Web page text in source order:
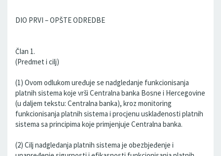
DIO PRVI – OPŠTE ODREDBE
Član 1.
(Predmet i cilj)
(1) Ovom odlukom uređuje se nadgledanje funkcionisanja
platnih sistema koje vrši Centralna banka Bosne i Hercegovine
(u daljem tekstu: Centralna banka), kroz monitoring
funkcionisanja platnih sistema i procjenu usklađenosti platnih
sistema sa principima koje primjenjuje Centralna banka.
(2) Cilj nadgledanja platnih sistema je obezbjeđenje i